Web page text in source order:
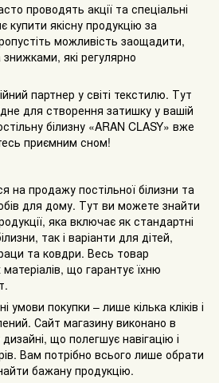
проводять акції та спеціальні
купити якісну продукцію за
можливість заощадити,
які регулярно
партнер у світі текстилю. Тут
для створення затишку у вашій
білизну «ARAN CLASY» вже
приємним сном!
на продажу постільної білизни та
для дому. Тут ви можете знайти
яка включає як стандартні
так і варіанти для дітей,
та ковдри. Весь товар
що гарантує їхню
умови покупки – лише кілька кліків і
Сайт магазину виконано в
що полегшує навігацію і
Вам потрібно всього лише обрати
бажану продукцію.